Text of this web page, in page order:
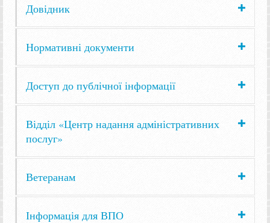
Довідник
Нормативні документи
Доступ до публічної інформації
Відділ «Центр надання адміністративних
послуг»
Ветеранам
Інформація для ВПО